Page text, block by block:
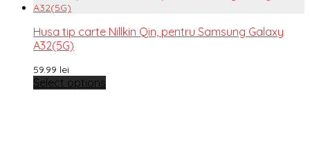
Husa tip carte Nillkin Qin, pentru Samsung Galaxy
A32(5G)
59.99 lei
Select options